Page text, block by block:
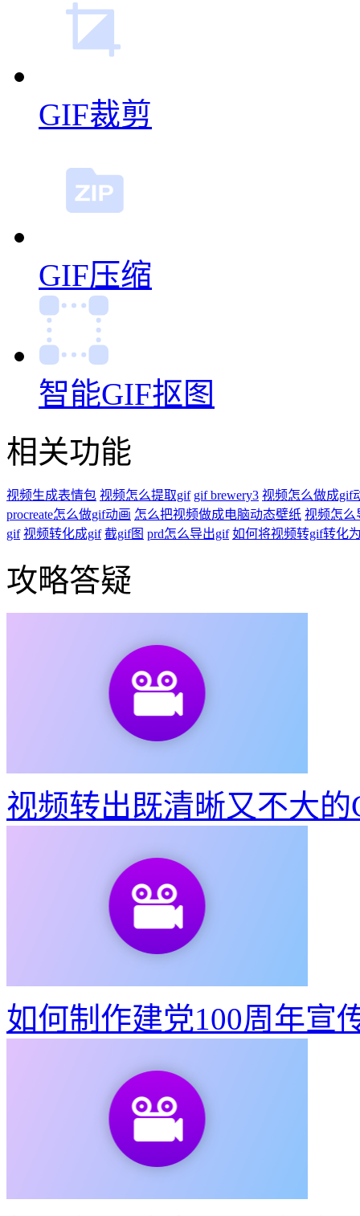
GIF裁剪
GIF压缩
智能GIF抠图
相关功能
视频生成表情包 视频怎么提取gif gif brewery3
procreate怎么做gif动画 怎么把视频做成电脑动态壁纸
攻略答疑
视频转出既清晰又不大
如何制作建党100周年宣
如何制作建党100周年宣